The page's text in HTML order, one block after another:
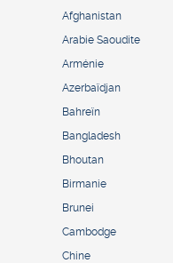
Afghanistan
Arabie Saoudite
Arménie
Azerbaïdjan
Bahreïn
Bangladesh
Bhoutan
Birmanie
Brunei
Cambodge
Chine